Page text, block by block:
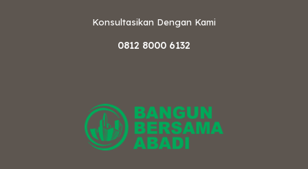
Konsultasikan Dengan Kami
0812 8000 6132